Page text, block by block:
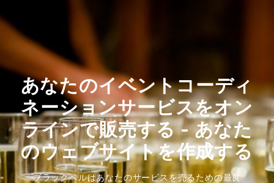
あなたのイベントコーディ
ネーションサービスをオン
ラインで販売する - あなた
のウェブサイトを作成する
ブラックベルはあなたのサービスを売るための最良